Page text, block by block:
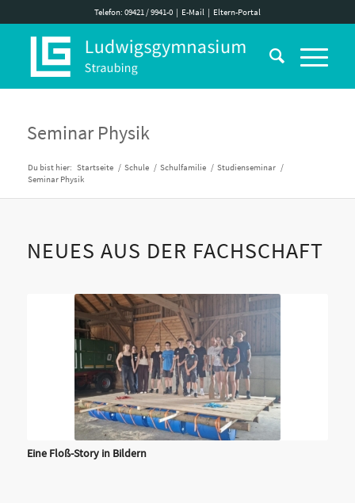
Telefon: 09421 / 9941-0| E-Mail| Eltern-Portal
Seminar Physik
Du bist hier: Startseite / Schule / Schulfamilie / Studienseminar /
Seminar Physik
NEUES AUS DER FACHSCHAFT
Eine Floß-Story in Bildern